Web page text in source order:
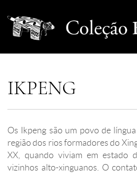
IKPENG
Os Ikpeng são um povo de
região dos rios formadores do
XX, quando viviam em estado
vizinhos alto-xinguanos. O